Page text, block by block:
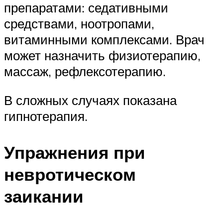
препаратами: седативными
средствами, ноотропами,
витаминными комплексами. Врач
может назначить физиотерапию,
массаж, рефлексотерапию.
В сложных случаях показана
гипнотерапия.
Упражнения при
невротическом
заикании